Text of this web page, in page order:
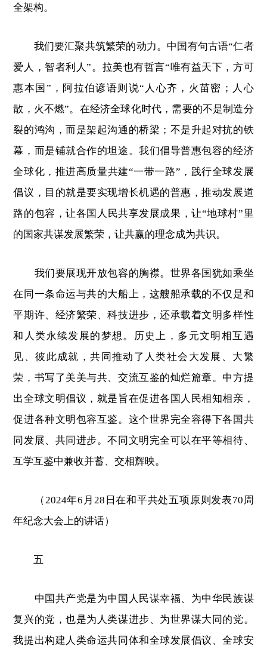
全架构。
我们要汇聚共筑繁荣的动力。中国有句古语“仁者
爱人，智者利人”。拉美也有哲言“唯有益天下，方可
惠本国”，阿拉伯谚语则说“人心齐，火苗密；人心
散，火不燃”。在经济全球化时代，需要的不是制造分
裂的鸿沟，而是架起沟通的桥梁；不是升起对抗的铁
幕，而是铺就合作的坦途。我们倡导普惠包容的经济
全球化，推进高质量共建“一带一路”，践行全球发展
倡议，目的就是要实现增长机遇的普惠，推动发展道
路的包容，让各国人民共享发展成果，让“地球村”里
的国家共谋发展繁荣，让共赢的理念成为共识。
我们要展现开放包容的胸襟。世界各国犹如乘坐
在同一条命运与共的大船上，这艘船承载的不仅是和
平期许、经济繁荣、科技进步，还承载着文明多样性
和人类永续发展的梦想。历史上，多元文明相互遇
见、彼此成就，共同推动了人类社会大发展、大繁
荣，书写了美美与共、交流互鉴的灿烂篇章。中方提
出全球文明倡议，就是旨在促进各国人民相知相亲，
促进各种文明包容互鉴。这个世界完全容得下各国共
同发展、共同进步。不同文明完全可以在平等相待、
互学互鉴中兼收并蓄、交相辉映。
（2024年6月28日在和平共处五项原则发表70周
年纪念大会上的讲话）
五
中国共产党是为中国人民谋幸福、为中华民族谋
复兴的党，也是为人类谋进步、为世界谋大同的党。
我提出构建人类命运共同体和全球发展倡议、全球安